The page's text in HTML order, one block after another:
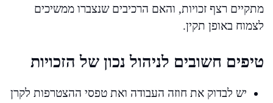
מתקיים רצף זכויות, והאם הרכיבים שנצברו ממשיכים
לצמוח באופן תקין.
טיפים חשובים לניהול נכון של הזכויות
יש לבדוק את חוזה העבודה ואת טפסי ההצטרפות לקרן